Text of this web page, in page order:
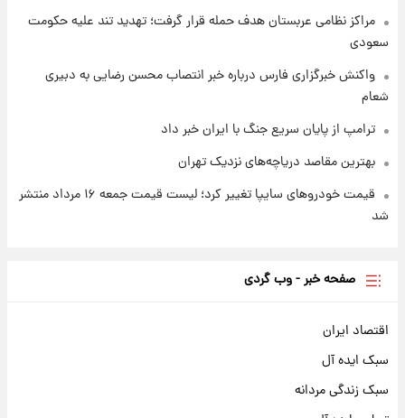
مراکز نظامی عربستان هدف حمله قرار گرفت؛ تهدید تند علیه حکومت
سعودی
واکنش خبرگزاری فارس درباره خبر انتصاب محسن رضایی به دبیری
شعام
ترامپ از پایان سریع جنگ با ایران خبر داد
بهترین مقاصد دریاچه‌های نزدیک تهران
قیمت خودروهای سایپا تغییر کرد؛ لیست قیمت جمعه ۱۶ مرداد منتشر
شد
صفحه خبر - وب گردی
اقتصاد ایران
سبک ایده آل
سبک زندگی مردانه